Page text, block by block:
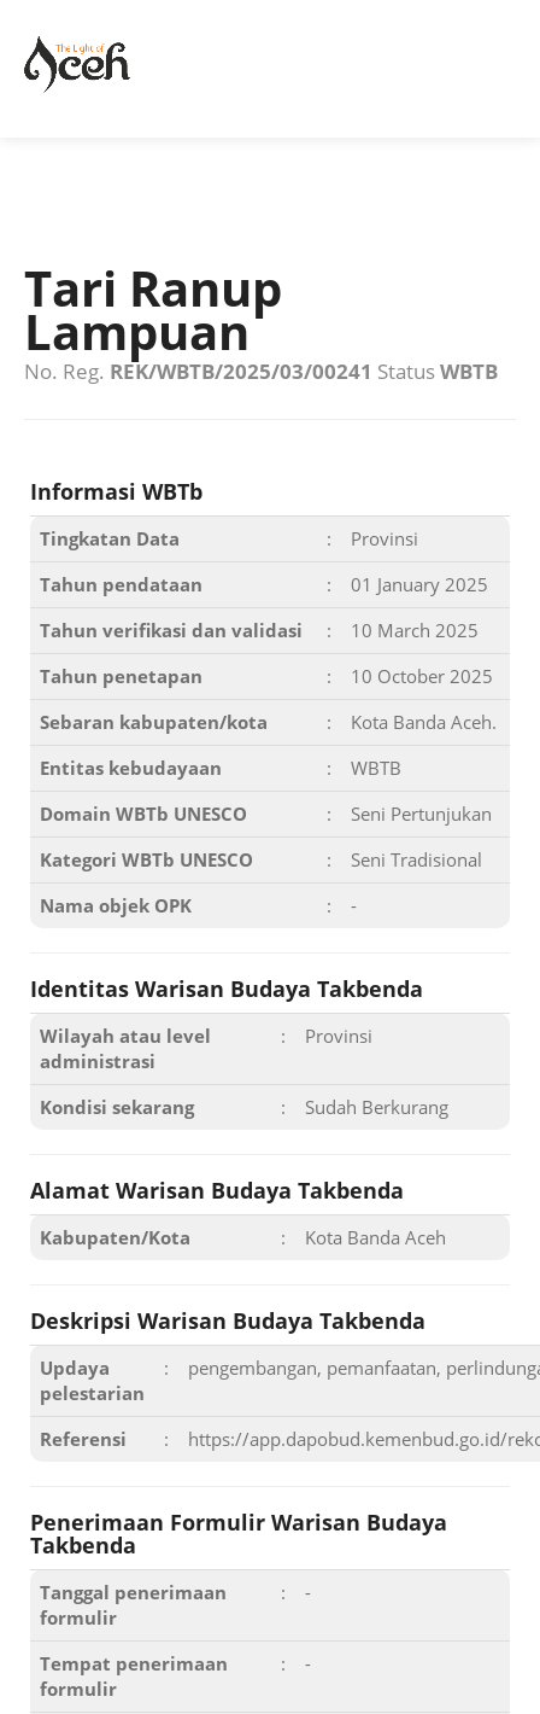
Tari Ranup
Lampuan
No. Reg. REK/WBTB/2025/03/00241 StatusWBTB
Informasi WBTb
Tingkatan Data :
Provinsi
Tahun pendataan
:
01 January 2025
Tahun verifikasi dan validasi
:
10 March 2025
Tahun penetapan
:
10 October 2025
Sebaran kabupaten/kota
:
Kota Banda Aceh.
Entitas kebudayaan
:
WBTB
Domain WBTb UNESCO
:
Seni Pertunjukan
Kategori WBTb UNESCO
:
Seni Tradisional
Nama objek OPK
: -
Identitas Warisan Budaya Takbenda
Wilayah atau level
administrasi
: Provinsi
Kondisi sekarang : Sudah Berkurang
Alamat Warisan Budaya Takbenda
Kabupaten/Kota : Kota Banda Aceh
Deskripsi Warisan Budaya Takbenda
Updaya
pelestarian
: pengembangan, pemanfaatan,
Referensi : https://app.dapobud.kemenbud.go.id/
Penerimaan Formulir Warisan Budaya
Takbenda
Tanggal penerimaan
formulir
: -
Tempat penerimaan
formulir
: -